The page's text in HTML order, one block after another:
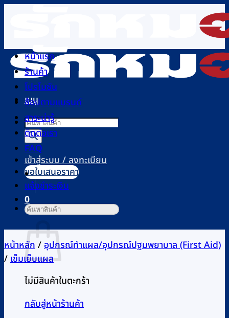
เนื้อหา
เมนู
Products
search
เข้าสู่ระบบ / ลงทะเบียน
0
ตะกร้าสินค้า
ไม่มีสินค้าในตะกร้า
กลับสู่หน้าร้านค้า
หน้าแรก
ร้านค้า
โปรโมชัน
ช้อปตามแบรนด์
สาระน่ารู้
ติดต่อเรา
FAQ
ขอใบเสนอราคา
แจ้งชำระเงิน
ค้นหา:
หน้าหลัก/อุปกรณ์ทำแผล/อุปกรณ์ปฐมพยาบาล (First Aid)
/เข็มเย็บแผล